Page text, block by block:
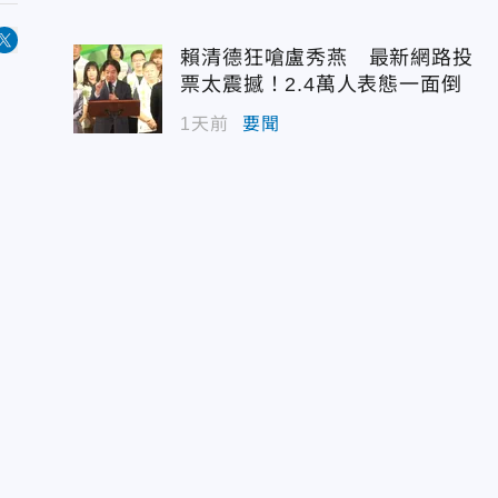
賴清德狂嗆盧秀燕 最新網路投
票太震撼！2.4萬人表態一面倒
1天前 要聞